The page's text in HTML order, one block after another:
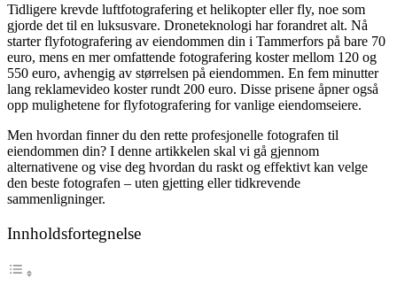
Tidligere krevde luftfotografering et helikopter eller fly, noe som
gjorde det til en luksusvare. Droneteknologi har forandret alt. Nå
starter flyfotografering av eiendommen din i Tammerfors på bare 70
euro, mens en mer omfattende fotografering koster mellom 120 og
550 euro, avhengig av størrelsen på eiendommen. En fem minutter
lang reklamevideo koster rundt 200 euro. Disse prisene åpner også
opp mulighetene for flyfotografering for vanlige eiendomseiere.
Men hvordan finner du den rette profesjonelle fotografen til
eiendommen din? I denne artikkelen skal vi gå gjennom
alternativene og vise deg hvordan du raskt og effektivt kan velge
den beste fotografen – uten gjetting eller tidkrevende
sammenligninger.
Innholdsfortegnelse